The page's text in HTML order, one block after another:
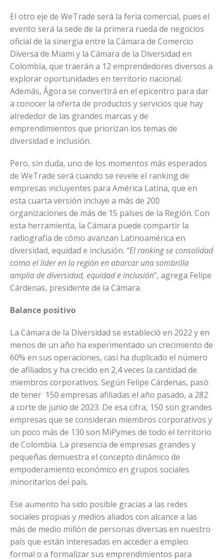
El otro eje de WeTrade será la feria comercial, pues el
evento será la sede de la primera rueda de negocios
oficial de la sinergia entre la Cámara de Comercio
Diversa de Miami y la Cámara de la Diversidad en
Colombia, que traerán a 12 emprendedores diversos a
explorar oportunidades en territorio nacional.
Además, Ágora se convertirá en el epicentro para dar
a conocer la oferta de productos y servicios que hay
alrededor de las grandes marcas y de
emprendimientos que priorizan los temas de
diversidad e inclusión.
Pero, sin duda, uno de los momentos más esperados
de WeTrade será cuando se revele el ranking de
empresas incluyentes para América Latina, que en
esta cuarta versión incluye a más de 200
organizaciones de más de 15 países de la Región. Con
esta herramienta, la Cámara puede compartir la
radiografía de cómo avanzan Latinoamérica en
diversidad, equidad e inclusión. “El ranking se consolidad
como el líder en la región en abarcar una sombrilla
amplia de diversidad, equidad e inclusión”, agrega Felipe
Cárdenas, presidente de la Cámara.
Balance positivo
La Cámara de la Diversidad se estableció en 2022 y en
menos de un año ha experimentado un crecimiento de
60% en sus operaciones, casi ha duplicado el número
de afiliados y ha crecido en 2,4 veces la cantidad de
miembros corporativos. Según Felipe Cárdenas, pasó
de tener 150 empresas afiliadas el año pasado, a 282
a corte de junio de 2023. De esa cifra, 150 son grandes
empresas que se consideran miembros corporativos y
un poco más de 130 son MiPymes de todo el territorio
de Colombia. La presencia de empresas grandes y
pequeñas demuestra el concepto dinámico de
empoderamiento económico en grupos sociales
minoritarios del país.
Ese aumento ha sido posible gracias a las redes
sociales propias y medios aliados con alcance a las
más de medio millón de personas diversas en nuestro
país que están interesadas en acceder a empleo
formal o a formalizar sus emprendimientos para